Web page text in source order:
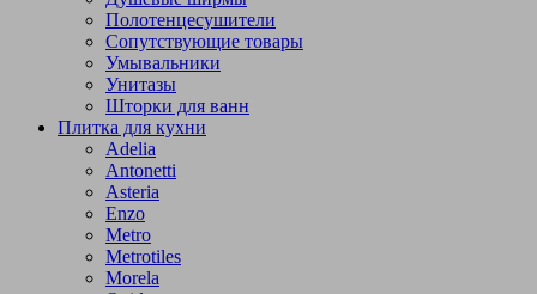
Полотенцесушители
Сопутствующие товары
Умывальники
Унитазы
Шторки для ванн
Плитка для кухни
Adelia
Antonetti
Asteria
Enzo
Metro
Metrotiles
Morela